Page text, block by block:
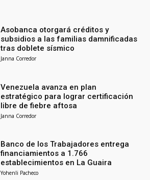
Asobanca otorgará créditos y
subsidios a las familias damnificadas
tras doblete sísmico
Janna Corredor
Venezuela avanza en plan
estratégico para lograr certificación
libre de fiebre aftosa
Janna Corredor
Banco de los Trabajadores entrega
financiamientos a 1.766
establecimientos en La Guaira
Yohenli Pacheco